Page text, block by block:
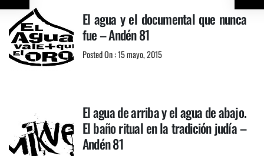
El agua y el documental que nunca
fue – Andén 81
Posted On : 15 mayo, 2015
El agua de arriba y el agua de abajo.
El baño ritual en la tradición judía –
Andén 81